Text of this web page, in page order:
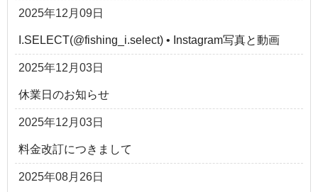
2025年12月09日
I.SELECT(@fishing_i.select) • Instagram写真と動画
2025年12月03日
休業日のお知らせ
2025年12月03日
料金改訂につきまして
2025年08月26日